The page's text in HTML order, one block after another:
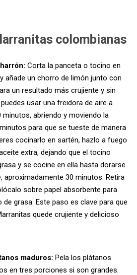
colombianas
Corta la panceta o tocino en
añade un chorro de limón junto con
un resultado más crujiente y sin
usar una freidora de aire a
minutos, abriendo y moviendo la
para que se tueste de manera
cocinarlo en sartén, hazlo a fuego
extra, dejando que el tocino
y se cocine en ella hasta dorarse
aproximadamente 30 minutos. Retira
sobre papel absorbente para
de grasa. Este paso es clave para que
quede crujiente y delicioso
maduros: Pela los plátanos
en tres porciones si son grandes.